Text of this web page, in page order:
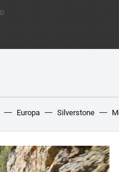
Europa Silverstone